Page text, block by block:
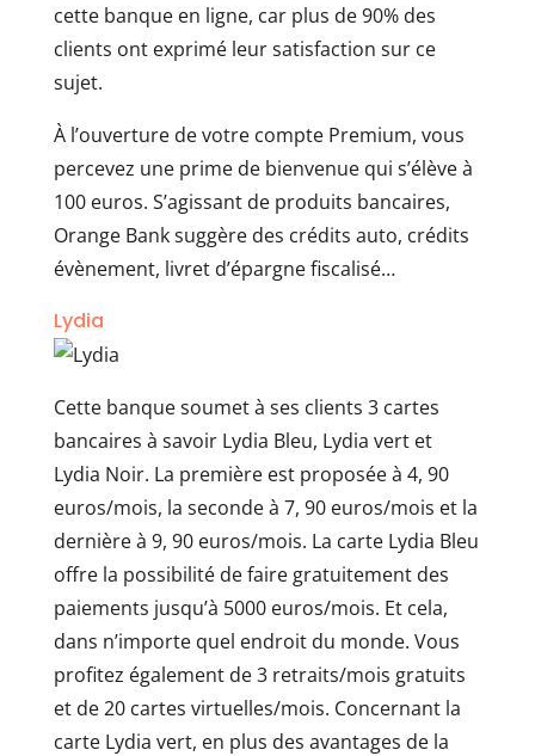
cette banque en ligne, car plus de 90% des
clients ont exprimé leur satisfaction sur ce
sujet.
À l’ouverture de votre compte Premium, vous
percevez une prime de bienvenue qui s’élève à
100 euros. S’agissant de produits bancaires,
Orange Bank suggère des crédits auto, crédits
évènement, livret d’épargne fiscalisé…
Lydia
Cette banque soumet à ses clients 3 cartes
bancaires à savoir Lydia Bleu, Lydia vert et
Lydia Noir. La première est proposée à 4, 90
euros/mois, la seconde à 7, 90 euros/mois et la
dernière à 9, 90 euros/mois. La carte Lydia Bleu
offre la possibilité de faire gratuitement des
paiements jusqu’à 5000 euros/mois. Et cela,
dans n’importe quel endroit du monde. Vous
profitez également de 3 retraits/mois gratuits
et de 20 cartes virtuelles/mois. Concernant la
carte Lydia vert, en plus des avantages de la